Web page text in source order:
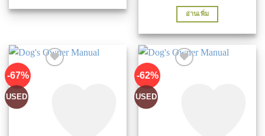
price
was:
อ่านเพิ่ม
-67%
USED
-62%
USED